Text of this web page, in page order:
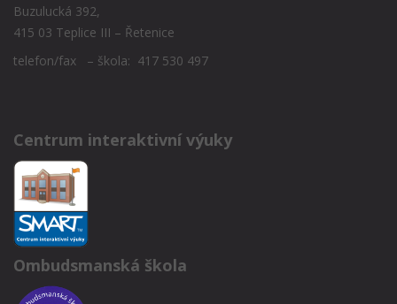
Buzulucká 392,
415 03 Teplice III – Řetenice
telefon/fax – škola: 417 530 497
Centrum interaktivní výuky
Ombudsmanská škola